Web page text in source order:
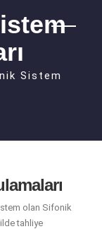
Sistem
olan Sifonik
tahliye